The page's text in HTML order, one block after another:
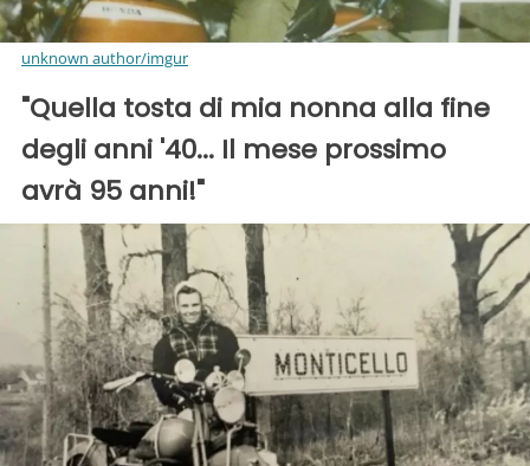
unknown author/imgur
"Quella tosta di mia nonna alla fine
degli anni '40... Il mese prossimo
avrà 95 anni!"